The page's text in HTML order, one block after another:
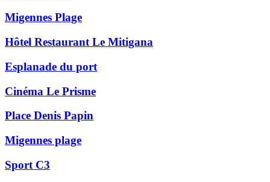
Migennes Plage
Hôtel Restaurant Le Mitigana
Esplanade du port
Cinéma Le Prisme
Place Denis Papin
Migennes plage
Sport C3